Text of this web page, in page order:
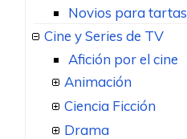
Novios para tartas
Cine y Series de TV
Afición por el cine
Animación
Ciencia Ficción
Drama